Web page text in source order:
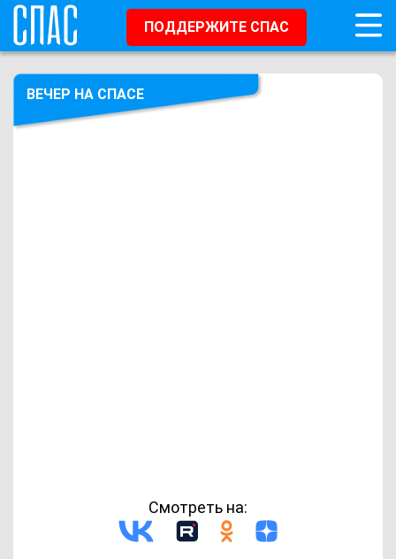
ПОДДЕРЖИТЕ СПАС
ВЕЧЕР НА СПАСЕ
Смотреть на: